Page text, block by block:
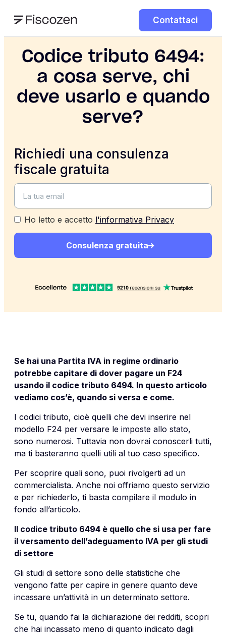
Contattaci
Codice tributo 6494:
a cosa serve, chi
deve usarlo e quando
serve?
Richiedi una consulenza
fiscale gratuita
Ho letto e accetto l'informativa Privacy
Consulenza gratuita
Se hai una Partita IVA in regime ordinario
potrebbe capitare di dover pagare un F24
usando il codice tributo 6494. In questo articolo
vediamo cos’è, quando si versa e come.
I codici tributo, cioè quelli che devi inserire nel
modello F24 per versare le imposte allo stato,
sono numerosi. Tuttavia non dovrai conoscerli tutti,
ma ti basteranno quelli utili al tuo caso specifico.
Per scoprire quali sono, puoi rivolgerti ad un
commercialista. Anche noi offriamo questo servizio
e per richiederlo, ti basta compilare il modulo in
fondo all’articolo.
Il codice tributo 6494 è quello che si usa per fare
il versamento dell’adeguamento IVA per gli studi
di settore
Gli studi di settore sono delle statistiche che
vengono fatte per capire in genere quanto deve
incassare un’attività in un determinato settore.
Se tu, quando fai la dichiarazione dei redditi, scopri
che hai incassato meno di quanto indicato dagli